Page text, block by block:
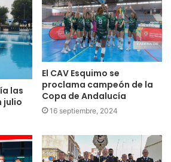
las
julio
El CAV Esquimo se
proclama campeón de la
Copa de Andalucía
16 septiembre, 2024